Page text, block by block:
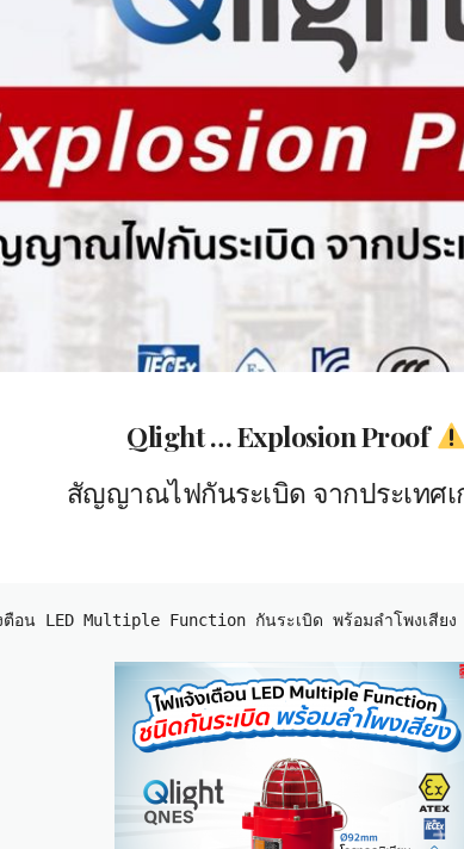
Qlight … Explosion Proof
สัญญาณไฟกันระเบิด จากประเทศ
ตือน LED Multiple Function กันระเบิด พร้อมลำโพงเสียง